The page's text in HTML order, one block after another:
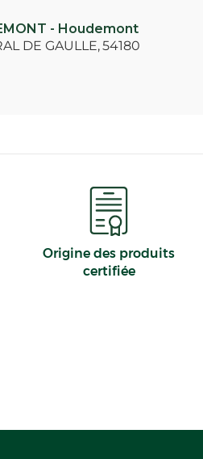
- Houdemont
DE GAULLE,54180
Origine des produits
certifiée